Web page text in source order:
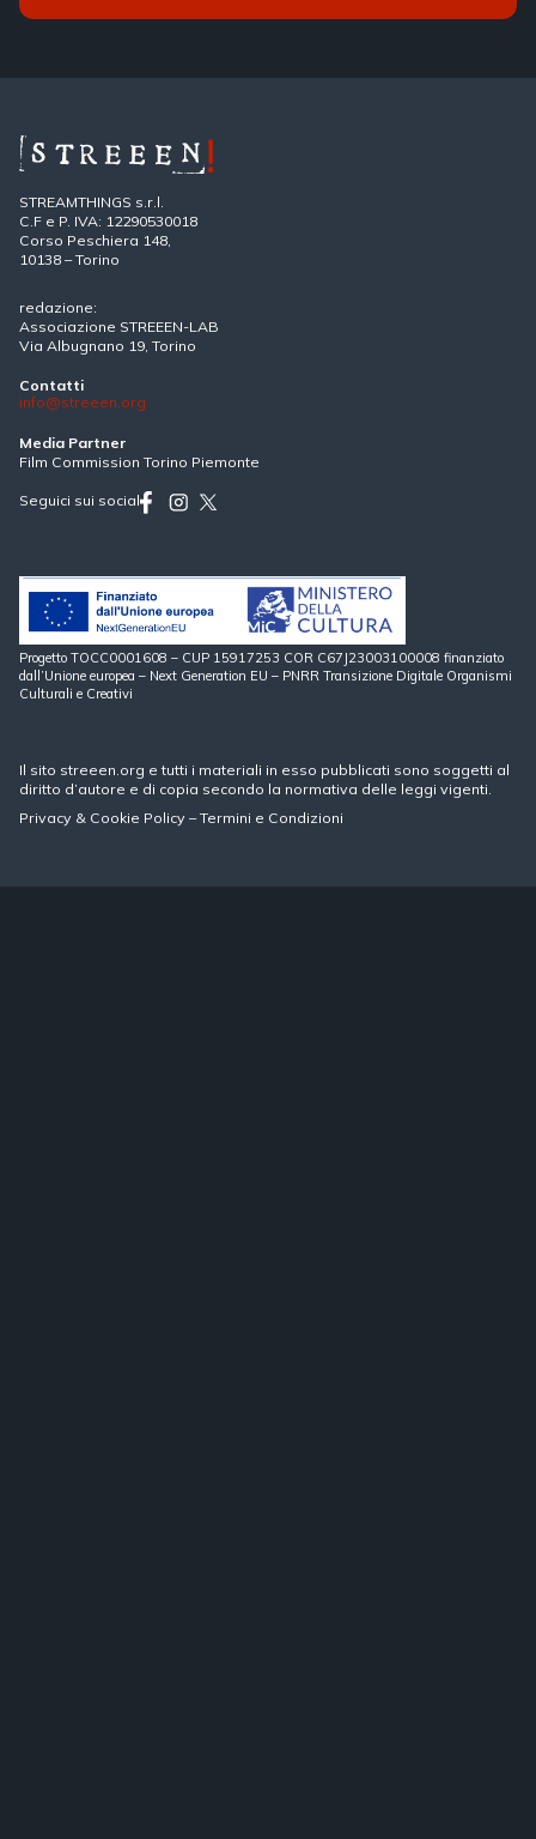
STREAMTHINGS s.r.l.
C.F e P. IVA: 12290530018
Corso Peschiera 148,
10138 – Torino
redazione:
Associazione STREEEN-LAB
Via Albugnano 19, Torino
Contatti
info@streeen.org
Media Partner
Film Commission Torino Piemonte
Seguici sui social
Progetto TOCC0001608 – CUP 15917253 COR C67J23003100008 finanziato
dall’Unione europea – Next Generation EU – PNRR Transizione Digitale Organismi
Culturali e Creativi
Il sito streeen.org e tutti i materiali in esso pubblicati sono soggetti al
diritto d’autore e di copia secondo la normativa delle leggi vigenti.
Privacy & Cookie Policy –Termini e Condizioni